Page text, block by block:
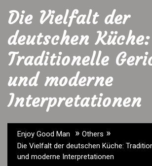
Die Vielfalt der
deutschen Küche:
Traditionelle
und moderne
Interpretationen
Enjoy Good Man » Others »
Die Vielfalt der deutschen Küche:
und moderne Interpretationen